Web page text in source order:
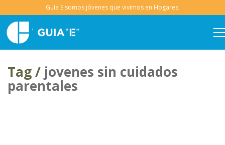
Tag / jovenes sin cuidados
parentales